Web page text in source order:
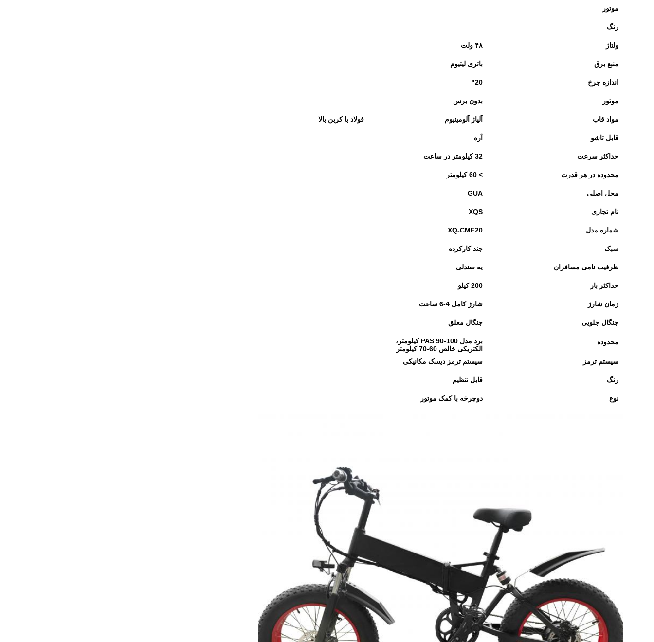
موتور
رنگ
ولتاژ ۴۸ ولت
منبع برق باتری لیتیوم
اندازه چرخ 20"
موتور بدون برس
مواد قاب آلیاژ آلومینیوم فولاد با کربن بالا
قابل تاشو آره
حداکثر سرعت 32 کیلومتر در ساعت
محدوده در هر قدرت > 60 کیلومتر
محل اصلی GUA
نام تجاری XQS
شماره مدل XQ-CMF20
سبک چند کارکرده
ظرفیت نامی مسافران یه صندلی
حداکثر بار 200 کیلو
زمان شارژ شارژ کامل 4-6 ساعت
چنگال جلویی چنگال معلق
محدوده
برد مدل PAS 90-100 کیلومتر،
الکتریکی خالص 60-70 کیلومتر
سیستم ترمز
سیستم ترمز دیسک مکانیکی
رنگ قابل تنظیم
نوع دوچرخه با کمک موتور